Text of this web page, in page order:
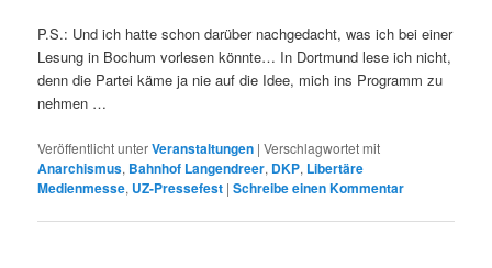
P.S.: Und ich hatte schon darüber nachgedacht, was ich bei einer
Lesung in Bochum vorlesen könnte… In Dortmund lese ich nicht,
denn die Partei käme ja nie auf die Idee, mich ins Programm zu
nehmen …
Veröffentlicht unterVeranstaltungen |Verschlagwortet mit
Anarchismus, Bahnhof Langendreer, DKP, Libertäre
Medienmesse, UZ-Pressefest |Schreibe einen Kommentar